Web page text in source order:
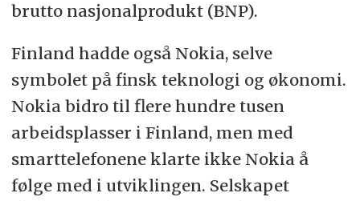
brutto nasjonalprodukt (BNP).
Finland hadde også Nokia, selve
symbolet på finsk teknologi og økonomi.
Nokia bidro til flere hundre tusen
arbeidsplasser i Finland, men med
smarttelefonene klarte ikke Nokia å
følge med i utviklingen. Selskapet